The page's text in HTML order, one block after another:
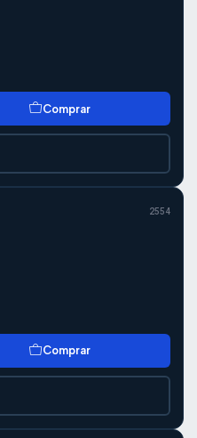
Comprar
2554
Comprar